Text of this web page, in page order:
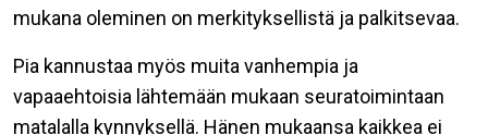
mukana oleminen on merkityksellistä ja palkitsevaa.
Pia kannustaa myös muita vanhempia ja
vapaaehtoisia lähtemään mukaan seuratoimintaan
matalalla kynnyksellä. Hänen mukaansa kaikkea ei